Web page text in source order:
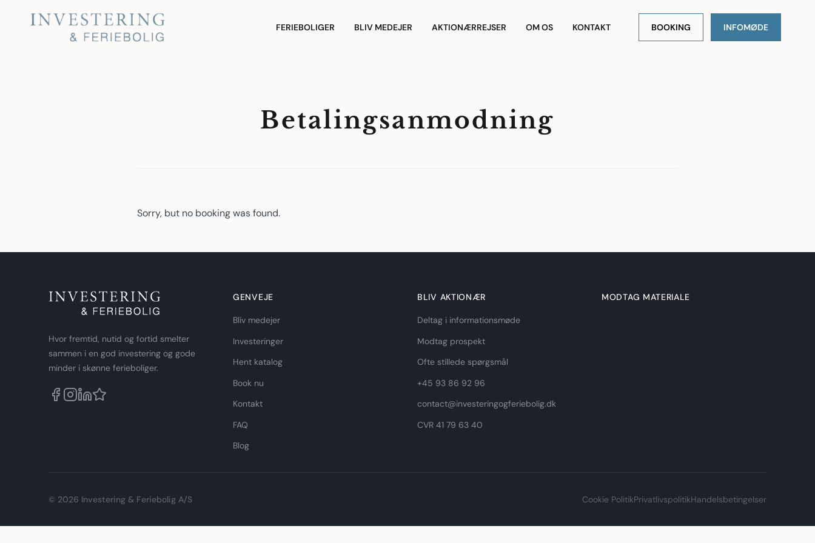
Investering og Feriebolig FERIEBOLIGER BLIV MEDEJER AKTIONÆRREJSER OM OS KONTAKT BOOKING INFOMØDE
Betalingsanmodning
Sorry, but no booking was found.
Hvor fremtid, nutid og fortid smelter
sammen i en god investering og gode
minder i skønne ferieboliger.
GENVEJE
Bliv medejer
Investeringer
Hent katalog
Book nu
Kontakt
FAQ
Blog
BLIV AKTIONÆR
Deltag i informationsmøde
Modtag prospekt
Ofte stillede spørgsmål
+45 93 86 92 96
contact@investeringogferiebolig.dk
CVR 41 79 63 40​
MODTAG MATERIALE
© 2026 Investering & Feriebolig A/S Cookie PolitikPrivatlivspolitikHandelsbetingelser